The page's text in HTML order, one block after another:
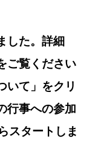
した。詳細
ご覧ください
いて」をクリ
行事への参加
スタートしま